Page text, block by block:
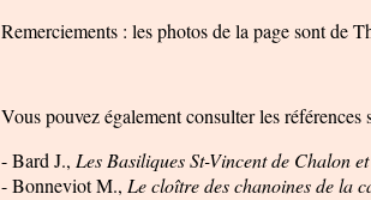
Remerciements : les photos de la page sont de
Vous pouvez également consulter les références
- Bard J., Les Basiliques St-Vincent de Chalon
- Bonneviot M., Le cloître des chanoines de la